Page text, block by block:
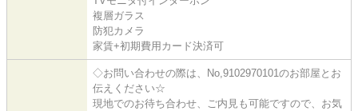
複層ガラス
防犯カメラ
家賃+初期費用カード決済可
◇お問い合わせの際は、No,9102970101のお部屋とお
伝えください☆
現地でのお待ち合わせ、ご内見も可能ですので、お気